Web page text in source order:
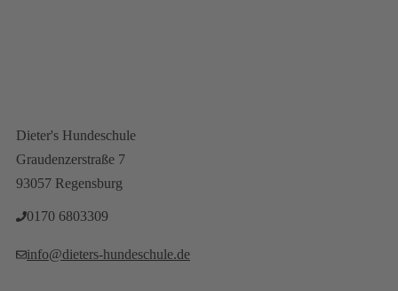
Dieter's Hundeschule
Graudenzerstraße 7
93057 Regensburg
0170 6803309‬
info@dieters-hundeschule.de